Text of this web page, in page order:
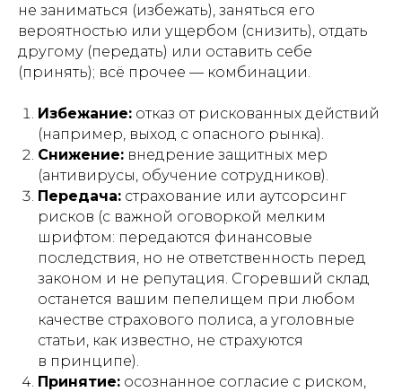
не заниматься (избежать), заняться его
вероятностью или ущербом (снизить), отдать
другому (передать) или оставить себе
(принять); всё прочее — комбинации.
Избежание: отказ от рискованных действий
(например, выход с опасного рынка).
Снижение: внедрение защитных мер
(антивирусы, обучение сотрудников).
Передача: страхование или аутсорсинг
рисков (с важной оговоркой мелким
шрифтом: передаются финансовые
последствия, но не ответственность перед
законом и не репутация. Сгоревший склад
останется вашим пепелищем при любом
качестве страхового полиса, а уголовные
статьи, как известно, не страхуются
в принципе).
Принятие: осознанное согласие с риском,